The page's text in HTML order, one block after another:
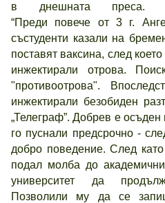
в днешната преса.
“Преди повече от 3 г.
състуденти казали на
поставят ваксина, след
инжектирали отрова.
"противоотрова".
инжектирали безобиден
„Телеграф”. Добрев е
го пуснали предсрочно -
добро поведение. След
подал молба до
университет да
Позволили му да се